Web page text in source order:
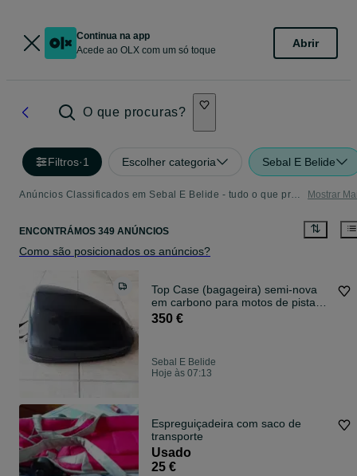
Continua na app
Acede ao OLX com um só toque
Abrir
O que procuras?
Filtros·1 Escolher categoria Sebal E Belide
Anúncios Classificados em Sebal E Belide - tudo o que precisa Mostrar
ENCONTRÁMOS 349 ANÚNCIOS
Como são posicionados os anúncios?
Top Case (bagageira) semi-nova
em carbono para motos de pista
por 350€
350 €
Sebal E Belide
Hoje às 07:13
Espreguiçadeira com saco de
transporte
Usado
25 €